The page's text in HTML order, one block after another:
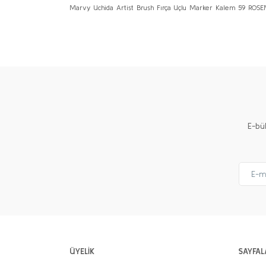
Marvy Uchida Artist Brush Fırça Uçlu Marker Kalem 59
E-
ÜYELİK